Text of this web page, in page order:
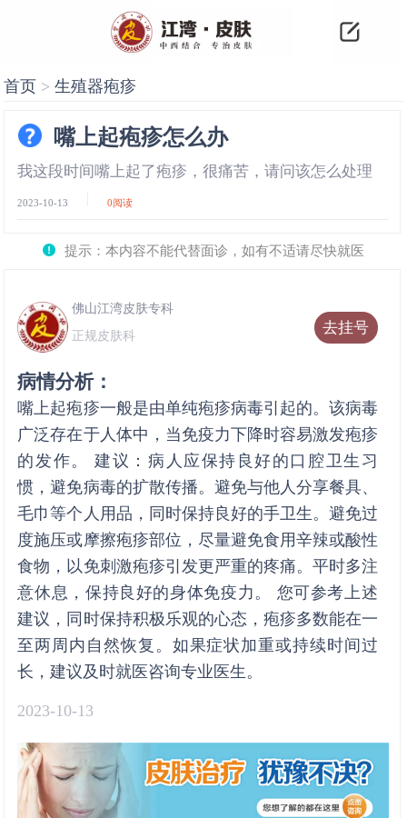
首页 >生殖器疱疹
嘴上起疱疹怎么办
我这段时间嘴上起了疱疹，很痛苦，请问该怎么处理
2023-10-13 0阅读
提示：本内容不能代替面诊，如有不适请尽快就医
去挂号
佛山江湾皮肤专科
正规皮肤科
病情分析：
嘴上起疱疹一般是由单纯疱疹病毒引起的。该病毒
广泛存在于人体中，当免疫力下降时容易激发疱疹
的发作。 建议：病人应保持良好的口腔卫生习
惯，避免病毒的扩散传播。避免与他人分享餐具、
毛巾等个人用品，同时保持良好的手卫生。避免过
度施压或摩擦疱疹部位，尽量避免食用辛辣或酸性
食物，以免刺激疱疹引发更严重的疼痛。平时多注
意休息，保持良好的身体免疫力。 您可参考上述
建议，同时保持积极乐观的心态，疱疹多数能在一
至两周内自然恢复。如果症状加重或持续时间过
长，建议及时就医咨询专业医生。
2023-10-13